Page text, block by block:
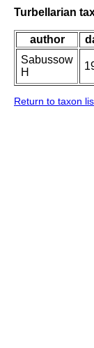
Turbellarian
author
Sabussow
H
Return to taxon